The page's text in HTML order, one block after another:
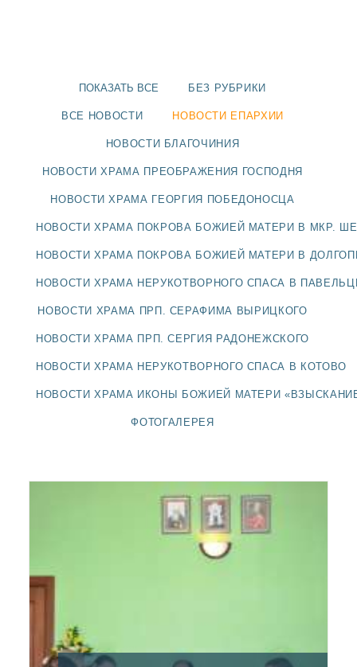
НОВОСТИ
БЛАГОЧИНИЯ
ДОЛГОПРУДНЕНСКОЕ
СЕРГИЕВО-ПОСАДСКОЙ
ЕПАРХИИ
ПОКАЗАТЬ ВСЕ БЕЗ РУБРИКИ
ВСЕ НОВОСТИ НОВОСТИ ЕПАРХИИ
НОВОСТИ БЛАГОЧИНИЯ
НОВОСТИ ХРАМА ПРЕОБРАЖЕНИЯ ГОСПОДНЯ
НОВОСТИ ХРАМА ГЕОРГИЯ ПОБЕДОНОСЦА
НОВОСТИ ХРАМА ПОКРОВА БОЖИЕЙ МАТЕРИ В МКР.
НОВОСТИ ХРАМА ПОКРОВА БОЖИЕЙ МАТЕРИ В
НОВОСТИ ХРАМА НЕРУКОТВОРНОГО СПАСА В
НОВОСТИ ХРАМА ПРП. СЕРАФИМА ВЫРИЦКОГО
НОВОСТИ ХРАМА ПРП. СЕРГИЯ РАДОНЕЖСКОГО
НОВОСТИ ХРАМА НЕРУКОТВОРНОГО СПАСА В КОТОВО
НОВОСТИ ХРАМА ИКОНЫ БОЖИЕЙ МАТЕРИ
ФОТОГАЛЕРЕЯ